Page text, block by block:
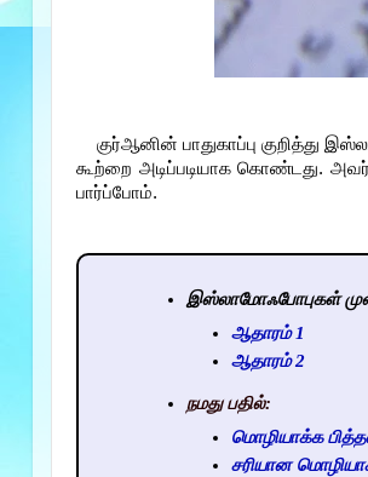
குர்ஆனின் பாதுகாப்பு குறித்து
கூற்றை அடிப்படியாக கொண்டது.
பார்ப்போம்.
இஸ்லாமோஃபோபுகள்
ஆதாரம் 1
ஆதாரம் 2
நமது பதில்:
மொழியாக்க
சரியான